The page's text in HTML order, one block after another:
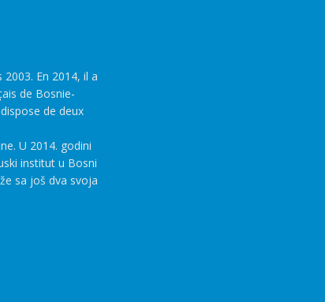
En 2014, il a
de Bosnie-
de deux
U 2014. godini
institut u Bosni
sa još dva svoja